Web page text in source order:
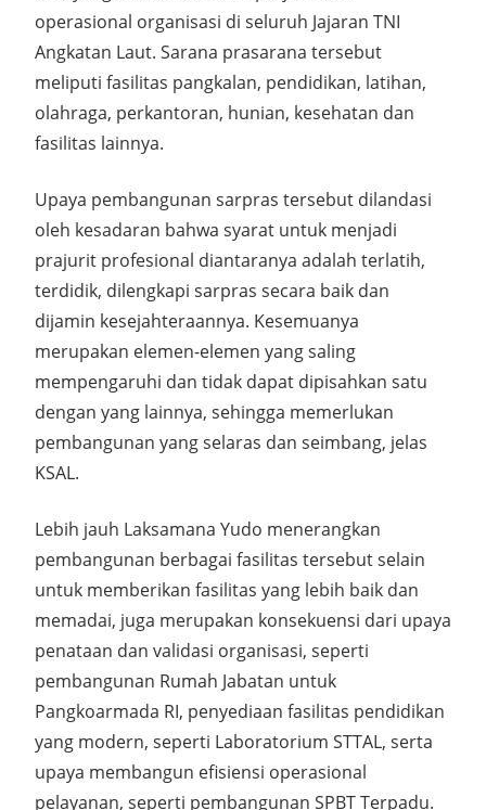
operasional organisasi di seluruh Jajaran TNI
Angkatan Laut. Sarana prasarana tersebut
meliputi fasilitas pangkalan, pendidikan, latihan,
olahraga, perkantoran, hunian, kesehatan dan
fasilitas lainnya.
Upaya pembangunan sarpras tersebut dilandasi
oleh kesadaran bahwa syarat untuk menjadi
prajurit profesional diantaranya adalah terlatih,
terdidik, dilengkapi sarpras secara baik dan
dijamin kesejahteraannya. Kesemuanya
merupakan elemen-elemen yang saling
mempengaruhi dan tidak dapat dipisahkan satu
dengan yang lainnya, sehingga memerlukan
pembangunan yang selaras dan seimbang, jelas
KSAL.
Lebih jauh Laksamana Yudo menerangkan
pembangunan berbagai fasilitas tersebut selain
untuk memberikan fasilitas yang lebih baik dan
memadai, juga merupakan konsekuensi dari upaya
penataan dan validasi organisasi, seperti
pembangunan Rumah Jabatan untuk
Pangkoarmada RI, penyediaan fasilitas pendidikan
yang modern, seperti Laboratorium STTAL, serta
upaya membangun efisiensi operasional
pelayanan, seperti pembangunan SPBT Terpadu.